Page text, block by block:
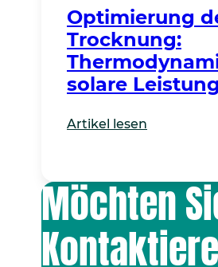
Optimierung
Trocknung:
solare Leistung
Artikel lesen
Möchten